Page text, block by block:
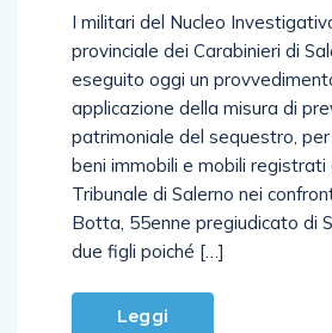
I militari del Nucleo
provinciale dei Carabinieri di
eseguito oggi un
applicazione della misura di
patrimoniale del sequestro,
beni immobili e mobili registrati
Tribunale di Salerno nei
Botta, 55enne pregiudicato di
due figli poiché […]
Leggi